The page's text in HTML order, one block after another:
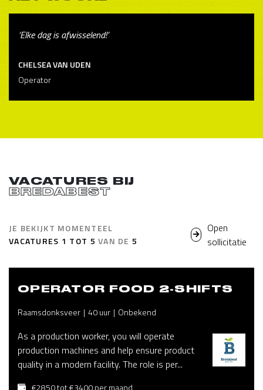
‘Elke dag is afwisselend!’
CHELSEA VAN UDEN
Operator
VACATURES BIJ
BREDABEST
JE BEKIJKT MOMENTEEL
VACATURES 1 TOT 5 VAN DE5
Open
sollicitatie
OPERATOR FOOD 2-SHIFTS
Raamsdonksveer 40 uur Onbekend
As a production worker, you will operate
production machines and help ensure product
quality in a modern facility. The role is per...
€2850 tot €3400 per maand